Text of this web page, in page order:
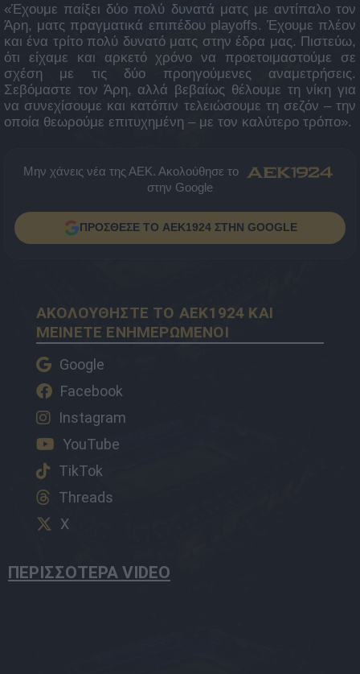
«Έχουμε παίξει δύο πολύ δυνατά ματς με αντίπαλο τον
Άρη, ματς πραγματικά επιπέδου playoffs. Έχουμε πλέον
και ένα τρίτο πολύ δυνατό ματς στην έδρα μας. Πιστεύω,
ότι είχαμε και αρκετό χρόνο να προετοιμαστούμε σε
σχέση με τις δύο προηγούμενες αναμετρήσεις.
Σεβόμαστε τον Άρη, αλλά βεβαίως θέλουμε τη νίκη για
να συνεχίσουμε και κατόπιν τελειώσουμε τη σεζόν – την
οποία θεωρούμε επιτυχημένη – με τον καλύτερο τρόπο».
Μην χάνεις νέα της ΑΕΚ. Ακολούθησε το
στην Google
ΠΡΟΣΘΕΣΕ ΤΟ AEK1924 ΣΤΗΝ GOOGLE
ΑΚΟΛΟΥΘΗΣΤΕ ΤΟ AEK1924 ΚΑΙ
ΜΕΙΝΕΤΕ ΕΝΗΜΕΡΩΜΕΝΟΙ
Google
Facebook
Instagram
YouTube
TikTok
Threads
X
ΠΕΡΙΣΣΟΤΕΡΑ VIDEO